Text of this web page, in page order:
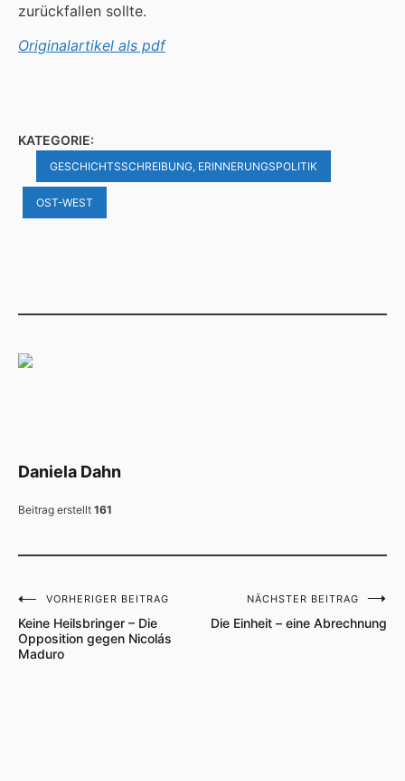
zurückfallen sollte.
Originalartikel als pdf
KATEGORIE:
GESCHICHTSSCHREIBUNG, ERINNERUNGSPOLITIK
OST-WEST
Daniela Dahn
Beitrag erstellt 161
Beitragsnavigation
VORHERIGER BEITRAG
Keine Heilsbringer – Die
Opposition gegen Nicolás
Maduro
NÄCHSTER BEITRAG
Die Einheit – eine Abrechnung